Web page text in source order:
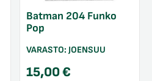
Batman 204 Funko
Pop
VARASTO: JOENSUU
15,00€